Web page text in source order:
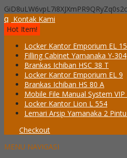
q Kontak Kami
Hot Item!
Locker Kantor Emporium EL 15
Filling Cabinet Yamanaka Y-304
Brankas Ichiban HSC 38 T
Locker Kantor Emporium EL 9
Brankas Ichiban HS 80 A
Mobile File Manual System
Locker Kantor Lion L 554
Lemari Arsip Yamanaka 2
Checkout
MENU NAVIGASI